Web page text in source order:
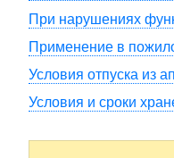
При нарушениях
Применение в
Условия отпуска из
Условия и сроки